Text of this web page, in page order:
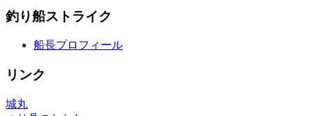
釣り船ストライク
船長プロフィール
リンク
城丸